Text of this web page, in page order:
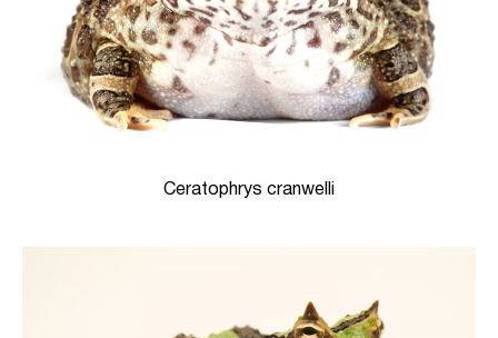
Ceratophrys cranwelli